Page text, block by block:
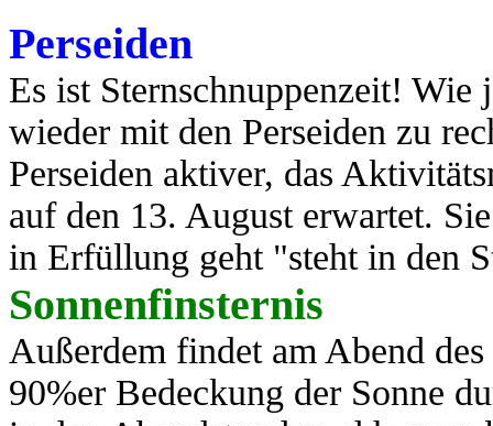
Perseiden
Es ist Sternschnuppenzeit! Wie
wieder mit den Perseiden zu
Perseiden aktiver, das
auf den 13. August erwartet.
in Erfüllung geht "steht in den
Sonnenfinsternis
Außerdem findet am Abend
90%er Bedeckung der Sonne